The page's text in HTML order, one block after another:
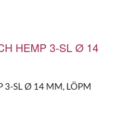
3-SL Ø 14 MM, LÖPM